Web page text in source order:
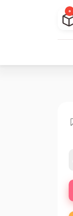
0